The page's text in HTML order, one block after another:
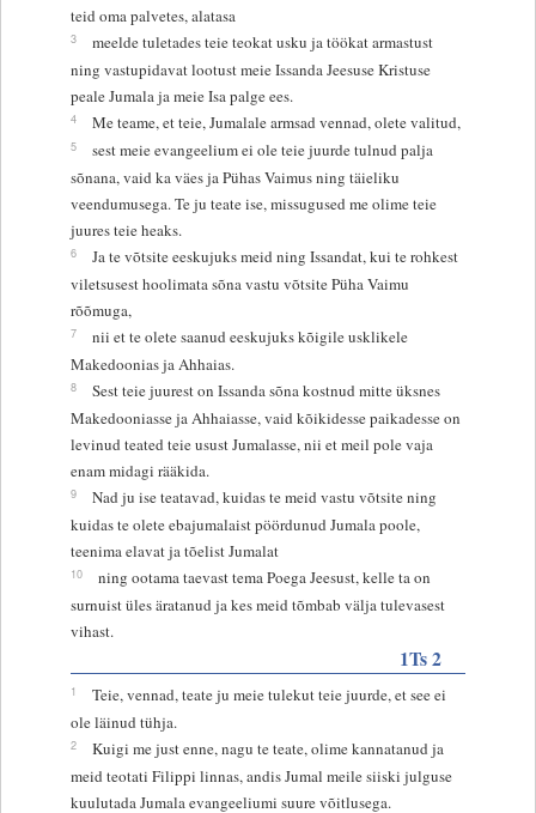
teid oma palvetes, alatasa
3
meelde tuletades teie teokat usku ja töökat armastust
ning vastupidavat lootust meie Issanda Jeesuse Kristuse
peale Jumala ja meie Isa palge ees.
4 Me teame, et teie, Jumalale armsad vennad, olete valitud,
5
sest meie evangeelium ei ole teie juurde tulnud palja
sõnana, vaid ka väes ja Pühas Vaimus ning täieliku
veendumusega. Te ju teate ise, missugused me olime teie
juures teie heaks.
6
Ja te võtsite eeskujuks meid ning Issandat, kui te rohkest
viletsusest hoolimata sõna vastu võtsite Püha Vaimu
rõõmuga,
7
nii et te olete saanud eeskujuks kõigile usklikele
Makedoonias ja Ahhaias.
8
Sest teie juurest on Issanda sõna kostnud mitte üksnes
Makedooniasse ja Ahhaiasse, vaid kõikidesse paikadesse on
levinud teated teie usust Jumalasse, nii et meil pole vaja
enam midagi rääkida.
9
Nad ju ise teatavad, kuidas te meid vastu võtsite ning
kuidas te olete ebajumalaist pöördunud Jumala poole,
teenima elavat ja tõelist Jumalat
10
ning ootama taevast tema Poega Jeesust, kelle ta on
surnuist üles äratanud ja kes meid tõmbab välja tulevasest
vihast.
1Ts 2
1
Teie, vennad, teate ju meie tulekut teie juurde, et see ei
ole läinud tühja.
2
Kuigi me just enne, nagu te teate, olime kannatanud ja
meid teotati Filippi linnas, andis Jumal meile siiski julguse
kuulutada Jumala evangeeliumi suure võitlusega.